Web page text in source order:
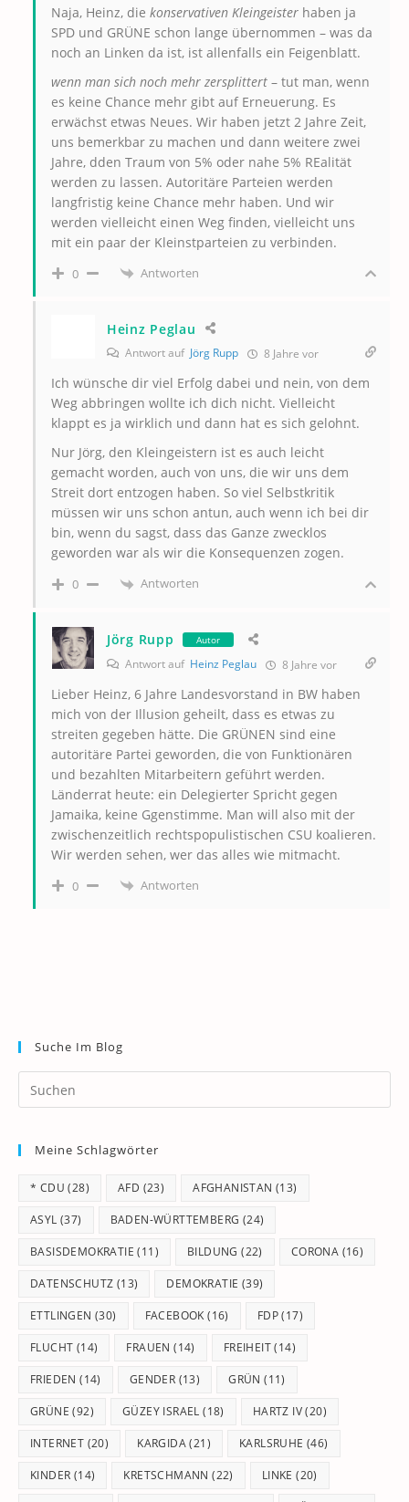
Naja, Heinz, die konservativen Kleingeister haben ja
SPD und GRÜNE schon lange übernommen – was da
noch an Linken da ist, ist allenfalls ein Feigenblatt.
wenn man sich noch mehr zersplittert – tut man, wenn
es keine Chance mehr gibt auf Erneuerung. Es
erwächst etwas Neues. Wir haben jetzt 2 Jahre Zeit,
uns bemerkbar zu machen und dann weitere zwei
Jahre, dden Traum von 5% oder nahe 5% REalität
werden zu lassen. Autoritäre Parteien werden
langfristig keine Chance mehr haben. Und wir
werden vielleicht einen Weg finden, vielleicht uns
mit ein paar der Kleinstparteien zu verbinden.
0 Antworten
Heinz Peglau
Antwort auf Jörg Rupp 8 Jahre vor
Ich wünsche dir viel Erfolg dabei und nein, von dem
Weg abbringen wollte ich dich nicht. Vielleicht
klappt es ja wirklich und dann hat es sich gelohnt.
Nur Jörg, den Kleingeistern ist es auch leicht
gemacht worden, auch von uns, die wir uns dem
Streit dort entzogen haben. So viel Selbstkritik
müssen wir uns schon antun, auch wenn ich bei dir
bin, wenn du sagst, dass das Ganze zwecklos
geworden war als wir die Konsequenzen zogen.
0 Antworten
Jörg Rupp Autor
Antwort auf Heinz Peglau 8 Jahre vor
Lieber Heinz, 6 Jahre Landesvorstand in BW haben
mich von der Illusion geheilt, dass es etwas zu
streiten gegeben hätte. Die GRÜNEN sind eine
autoritäre Partei geworden, die von Funktionären
und bezahlten Mitarbeitern geführt werden.
Länderrat heute: ein Delegierter Spricht gegen
Jamaika, keine Ggenstimme. Man will also mit der
zwischenzeitlich rechtspopulistischen CSU koalieren.
Wir werden sehen, wer das alles wie mitmacht.
0 Antworten
Suche Im Blog
Meine Schlagwörter
* CDU (28) AFD (23) AFGHANISTAN (13)
ASYL (37) BADEN-WÜRTTEMBERG (24)
BASISDEMOKRATIE (11) BILDUNG (22) CORONA (16)
DATENSCHUTZ (13) DEMOKRATIE (39)
ETTLINGEN (30) FACEBOOK (16) FDP(17)
FLUCHT (14) FRAUEN (14) FREIHEIT(14)
FRIEDEN (14) GENDER (13) GRÜN (11)
GRÜNE (92) GÜZEY ISRAEL (18) HARTZ IV(20)
INTERNET (20) KARGIDA(21) KARLSRUHE (46)
KINDER (14) KRETSCHMANN (22) LINKE (20)